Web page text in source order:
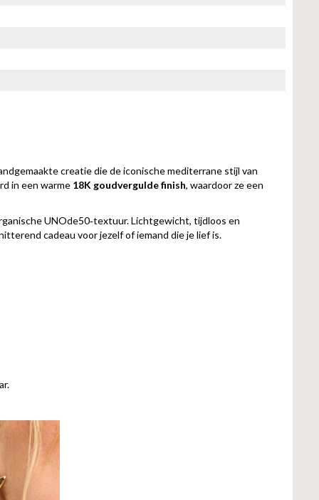
creatie die de iconische mediterrane stijl van
in een warme 18K goudvergulde finish, waardoor ze een
UNOde50‑textuur. Lichtgewicht, tijdloos en
cadeau voor jezelf of iemand die je lief is.